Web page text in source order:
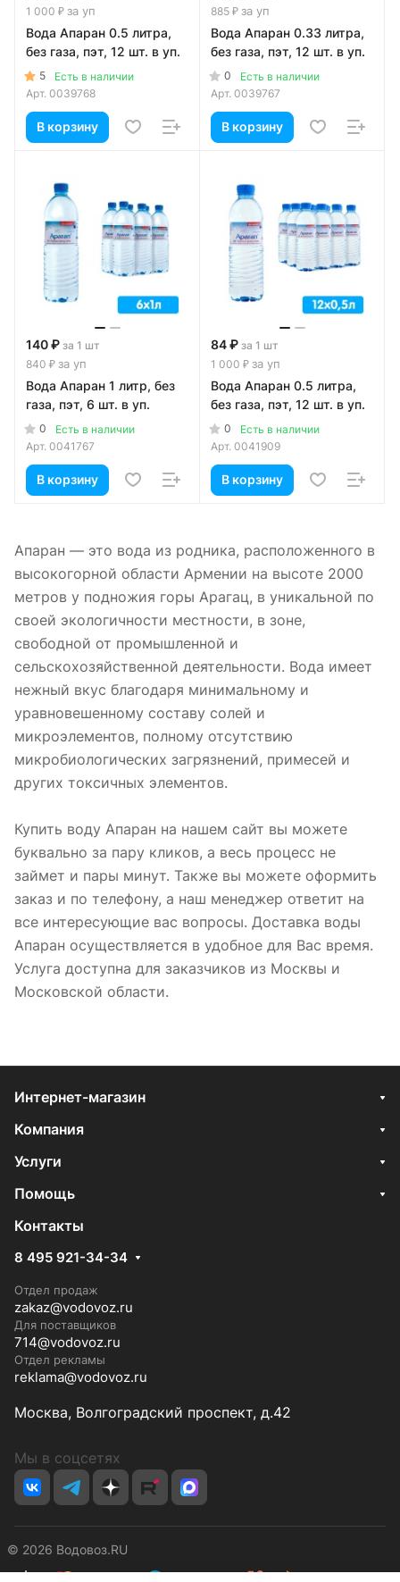
1 000 ₽ за уп
Вода Апаран 0.5 литра,
без газа, пэт, 12 шт. в уп.
5
Есть в наличии
Арт. 0039768
В корзину
885 ₽ за уп
Вода Апаран 0.33 литра,
без газа, пэт, 12 шт. в уп.
0
Есть в наличии
Арт. 0039767
В корзину
140 ₽ за 1 шт
840 ₽ за уп
Вода Апаран 1 литр, без
газа, пэт, 6 шт. в уп.
0
Есть в наличии
Арт. 0041767
В корзину
84 ₽ за 1 шт
1 000 ₽ за уп
Вода Апаран 0.5 литра,
без газа, пэт, 12 шт. в уп.
0
Есть в наличии
Арт. 0041909
В корзину
Апаран — это вода из родника, расположенного в
высокогорной области Армении на высоте 2000
метров у подножия горы Арагац, в уникальной по
своей экологичности местности, в зоне,
свободной от промышленной и
сельскохозяйственной деятельности. Вода имеет
нежный вкус благодаря минимальному и
уравновешенному составу солей и
микроэлементов, полному отсутствию
микробиологических загрязнений, примесей и
других токсичных элементов.
Купить воду Апаран на нашем сайт вы можете
буквально за пару кликов, а весь процесс не
займет и пары минут. Также вы можете оформить
заказ и по телефону, а наш менеджер ответит на
все интересующие вас вопросы. Доставка воды
Апаран осуществляется в удобное для Вас время.
Услуга доступна для заказчиков из Москвы и
Московской области.
Интернет-магазин
Компания
Услуги
Помощь
Контакты
8 495 921-34-34
Отдел продаж
zakaz@vodovoz.ru
Для поставщиков
714@vodovoz.ru
Отдел рекламы
reklama@vodovoz.ru
Москва, Волгоградский проспект, д.42
Мы в соцсетях
© 2026 Водовоз.RU